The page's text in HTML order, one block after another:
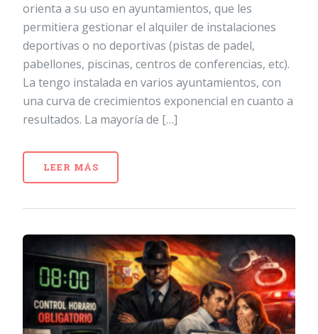
orienta a su uso en ayuntamientos, que les
permitiera gestionar el alquiler de instalaciones
deportivas o no deportivas (pistas de padel,
pabellones, piscinas, centros de conferencias, etc).
La tengo instalada en varios ayuntamientos, con
una curva de crecimientos exponencial en cuanto a
resultados. La mayoría de […]
LEER MÁS